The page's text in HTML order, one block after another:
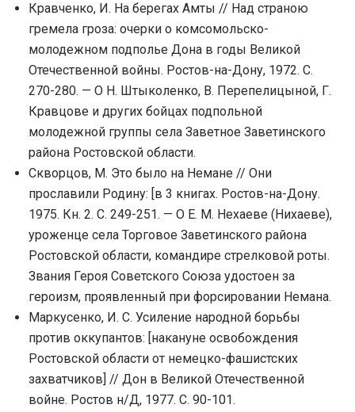
Кравченко, И. На берегах Амты // Над страною
гремела гроза: очерки о комсомольско-
молодежном подполье Дона в годы Великой
Отечественной войны. Ростов-на-Дону, 1972. С.
270-280. — О Н. Штыколенко, В. Перепелицыной, Г.
Кравцове и других бойцах подпольной
молодежной группы села Заветное Заветинского
района Ростовской области.
Скворцов, М. Это было на Немане // Они
прославили Родину: [в 3 книгах. Ростов-на-Дону.
1975. Кн. 2. С. 249-251. — О Е. М. Нехаеве (Нихаеве),
уроженце села Торговое Заветинского района
Ростовской области, командире стрелковой роты.
Звания Героя Советского Союза удостоен за
героизм, проявленный при форсировании Немана.
Маркусенко, И. С. Усиление народной борьбы
против оккупантов: [накануне освобождения
Ростовской области от немецко-фашистских
захватчиков] // Дон в Великой Отечественной
войне. Ростов н/Д, 1977. С. 90-101.